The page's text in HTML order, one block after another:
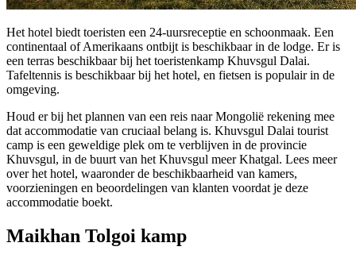
Het hotel biedt toeristen een 24-uursreceptie en schoonmaak. Een
continentaal of Amerikaans ontbijt is beschikbaar in de lodge. Er is
een terras beschikbaar bij het toeristenkamp Khuvsgul Dalai.
Tafeltennis is beschikbaar bij het hotel, en fietsen is populair in de
omgeving.
Houd er bij het plannen van een reis naar Mongolië rekening mee
dat accommodatie van cruciaal belang is. Khuvsgul Dalai tourist
camp is een geweldige plek om te verblijven in de provincie
Khuvsgul, in de buurt van het Khuvsgul meer Khatgal. Lees meer
over het hotel, waaronder de beschikbaarheid van kamers,
voorzieningen en beoordelingen van klanten voordat je deze
accommodatie boekt.
Maikhan Tolgoi kamp